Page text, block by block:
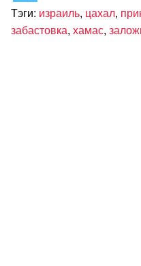
Тэги: израиль, цахал,
забастовка, хамас,